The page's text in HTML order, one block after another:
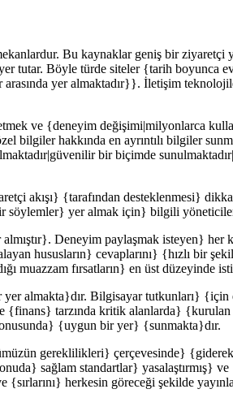
Bu kaynaklar geniş bir
tutar. Böyle türde siteler {tarih
yer almaktadır}}. İletişim
ve {deneyim değişimi|milyonlarca
hakkında en ayrıntılı bilgiler
bir biçimde
akışı} {tarafından desteklenmesi}
söylemler} yer almak için} bilgili
Deneyim paylaşmak isteyen}
hususların} cevaplarını} {hızlı bir
muazzam fırsatların} en üst düzeyinde
almakta}dır. Bilgisayar tutkunları}
{finans} tarzında kritik alanlarda}
{uygun bir yer} {sunmakta}dır.
gereklilikleri} çerçevesinde}
sağlam standartlar} yasalaştırmış}
herkesin göreceği şekilde